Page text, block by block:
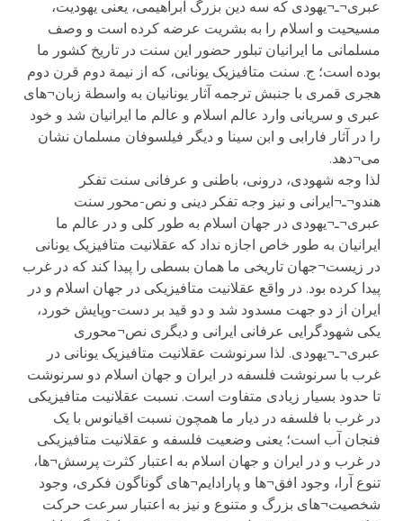
عبری¬ـ¬یهودی که سه دین بزرگ ابراهیمی، یعنی یهودیت،
مسیحیت و اسلام را به بشریت عرضه کرده است و وصف
مسلمانی ما ایرانیان تبلور حضور این سنت در تاریخ کشور ما
بوده است؛ ج. سنت متافیزیک یونانی، که از نیمة دوم قرن دوم
هجری قمری با جنبش ترجمه آثار یونانیان به واسطة زبان¬های
عبری و سریانی وارد عالم اسلام و عالم ما ایرانیان شد و خود
را در آثار فارابی و ابن سینا و دیگر فیلسوفان مسلمان نشان
می¬دهد.
لذا وجه شهودی، درونی، باطنی و عرفانی سنت تفکر
هندو¬ـ¬ایرانی و نیز وجه تفکر دینی و نص-محور سنت
عبری¬ـ¬یهودی در جهان اسلام به طور کلی و در عالم ما
ایرانیان به طور خاص اجازه نداد که عقلانیت متافیزیک یونانی
در زیست¬جهان تاریخی ما همان بسطی را پیدا کند که در غرب
پیدا کرده بود. در واقع عقلانیت متافیزیکی در جهان اسلام و در
ایران از دو جهت مسدود شد و دو قید بر دست-وپایش خورد،
یکی شهودگرایی عرفانی ایرانی و دیگری نص¬محوری
عبری¬ـ¬یهودی. لذا سرنوشت عقلانیت متافیزیک یونانی در
غرب با سرنوشت فلسفه در ایران و جهان اسلام دو سرنوشت
تا حدود بسیار زیادی متفاوت است. نسبت عقلانیت متافیزیکی
در غرب با فلسفه در دیار ما همچون نسبت اقیانوس با یک
فنجان آب است؛ یعنی وضعیت فلسفه و عقلانیت متافیزیکی
در غرب و در ایران و جهان اسلام به اعتبار کثرت پرسش¬ها،
تنوع آرا، وجود افق¬ها و پارادایم¬های گوناگون فکری، وجود
شخصیت¬های بزرگ و متنوع و نیز به اعتبار سرعت حرکت